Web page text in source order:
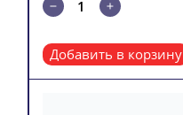
Добавить в корзину